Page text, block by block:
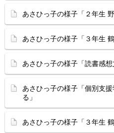
あさひっ子の様子「２年生
あさひっ子の様子「３年生
あさひっ子の様子「読書感想
あさひっ子の様子「個別支
る」
あさひっ子の様子「３年生